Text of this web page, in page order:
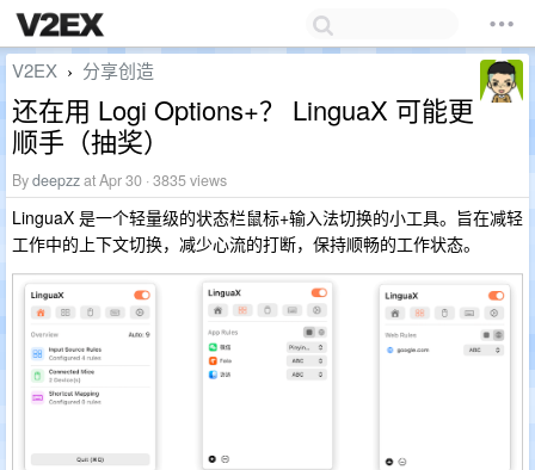
V2EX › 分享创造
还在用 Logi Options+？ LinguaX 可能更
顺手（抽奖）
Bydeepzzat Apr 30 · 3835 views
LinguaX 是一个轻量级的状态栏鼠标+输入法切换的小工具。旨在减轻
工作中的上下文切换，减少心流的打断，保持顺畅的工作状态。